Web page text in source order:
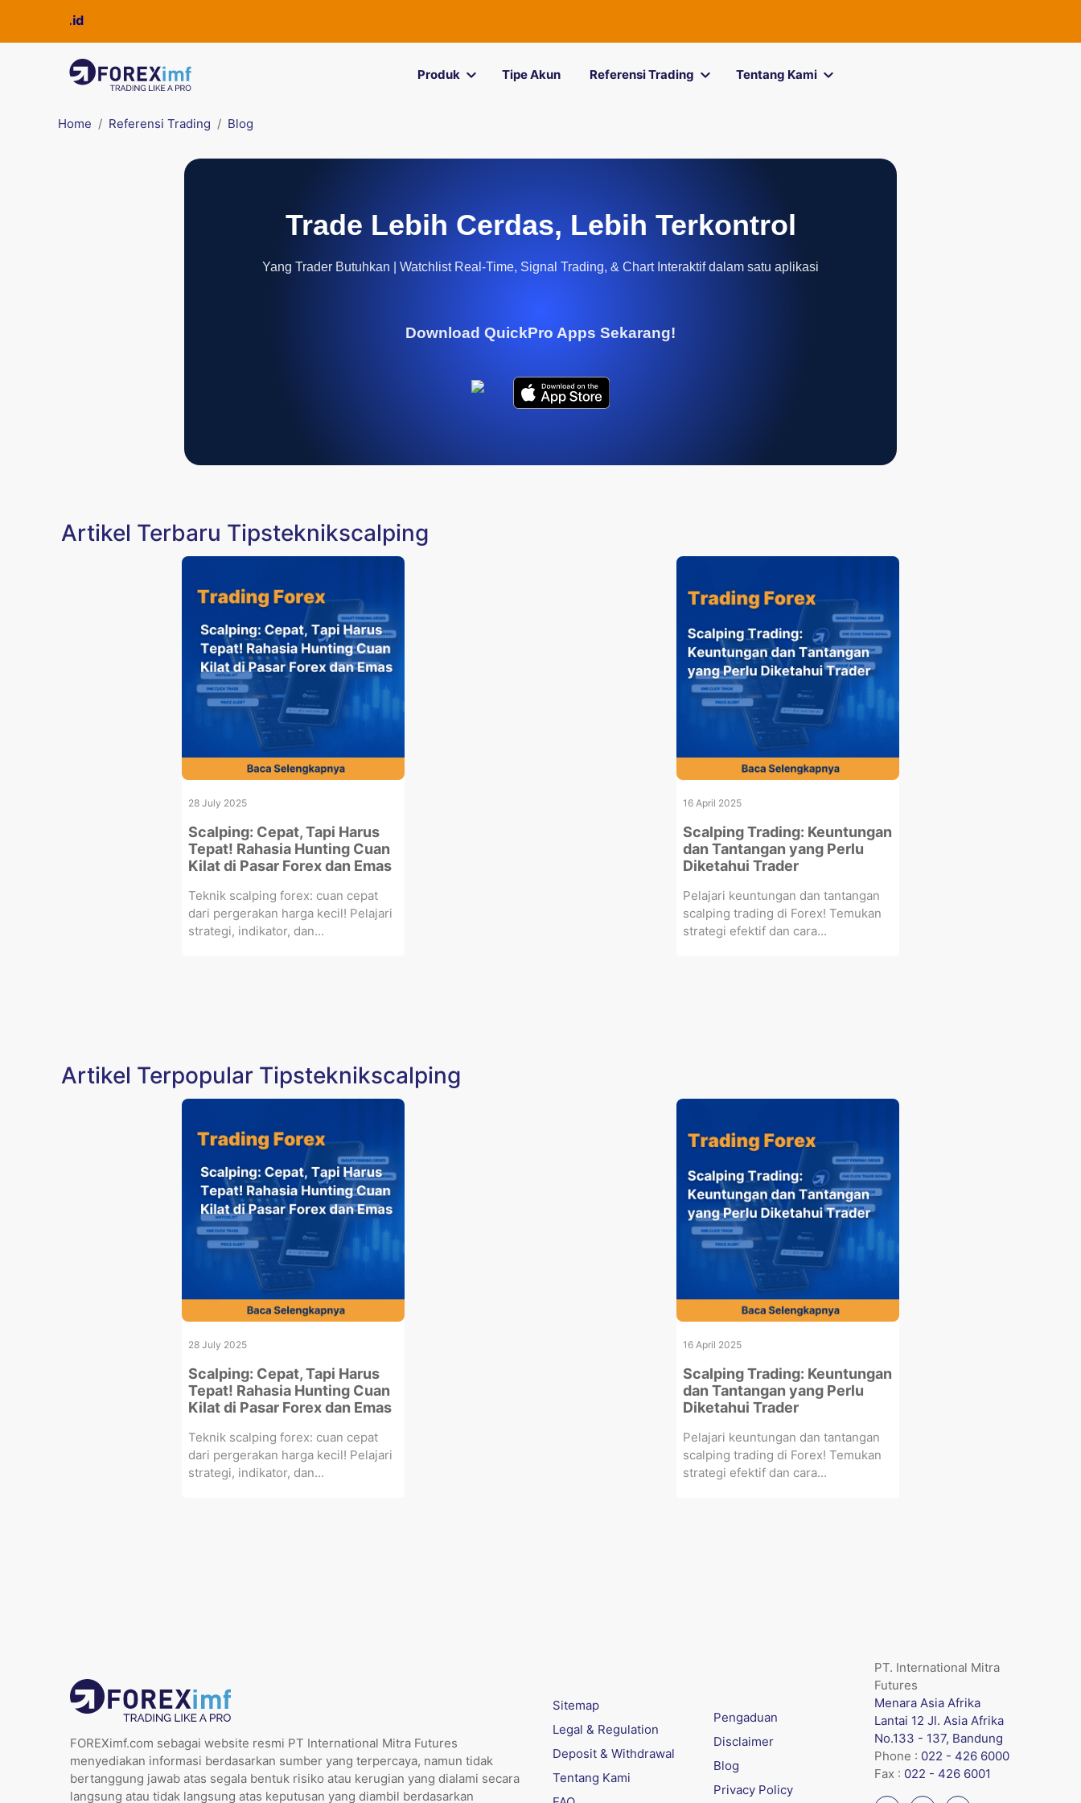
Produk Tipe Akun Referensi Trading Tentang Kami
Home Referensi Trading Blog
Trade Lebih Cerdas, Lebih Terkontrol
Yang Trader Butuhkan | Watchlist Real-Time, Signal Trading, & Chart Interaktif dalam satu aplikasi
Download QuickPro Apps Sekarang!
Artikel Terbaru Tipsteknikscalping
28 July 2025
Scalping: Cepat, Tapi Harus
Tepat! Rahasia Hunting Cuan
Kilat di Pasar Forex dan Emas
Teknik scalping forex: cuan cepat
dari pergerakan harga kecil! Pelajari
strategi, indikator, dan...
16 April 2025
Scalping Trading: Keuntungan
dan Tantangan yang Perlu
Diketahui Trader
Pelajari keuntungan dan tantangan
scalping trading di Forex! Temukan
strategi efektif dan cara...
Artikel Terpopular Tipsteknikscalping
28 July 2025
Scalping: Cepat, Tapi Harus
Tepat! Rahasia Hunting Cuan
Kilat di Pasar Forex dan Emas
Teknik scalping forex: cuan cepat
dari pergerakan harga kecil! Pelajari
strategi, indikator, dan...
16 April 2025
Scalping Trading: Keuntungan
dan Tantangan yang Perlu
Diketahui Trader
Pelajari keuntungan dan tantangan
scalping trading di Forex! Temukan
strategi efektif dan cara...
FOREXimf.com sebagai website resmi PT International Mitra Futures
menyediakan informasi berdasarkan sumber yang terpercaya, namun tidak
bertanggung jawab atas segala bentuk risiko atau kerugian yang dialami secara
langsung atau tidak langsung atas keputusan yang diambil berdasarkan
Sitemap
Legal & Regulation
Deposit & Withdrawal
Tentang Kami
Pengaduan
Disclaimer
Blog
Privacy Policy
PT. International Mitra
Futures
Menara Asia Afrika
Lantai 12 Jl. Asia Afrika
No.133 - 137, Bandung
Phone : 022 - 426 6000
Fax : 022 - 426 6001